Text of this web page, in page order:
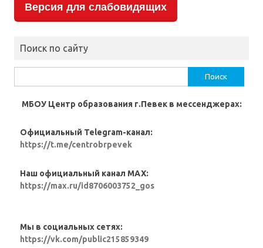
Версия для слабовидящих
Поиск по сайту
МБОУ Центр образования г.Певек в мессенджерах:
Официальный Telegram-канал:
https://t.me/centrobrpevek
Наш официальный канал MAX:
https://max.ru/id8706003752_gos
Мы в социальных сетях:
https://vk.com/public215859349